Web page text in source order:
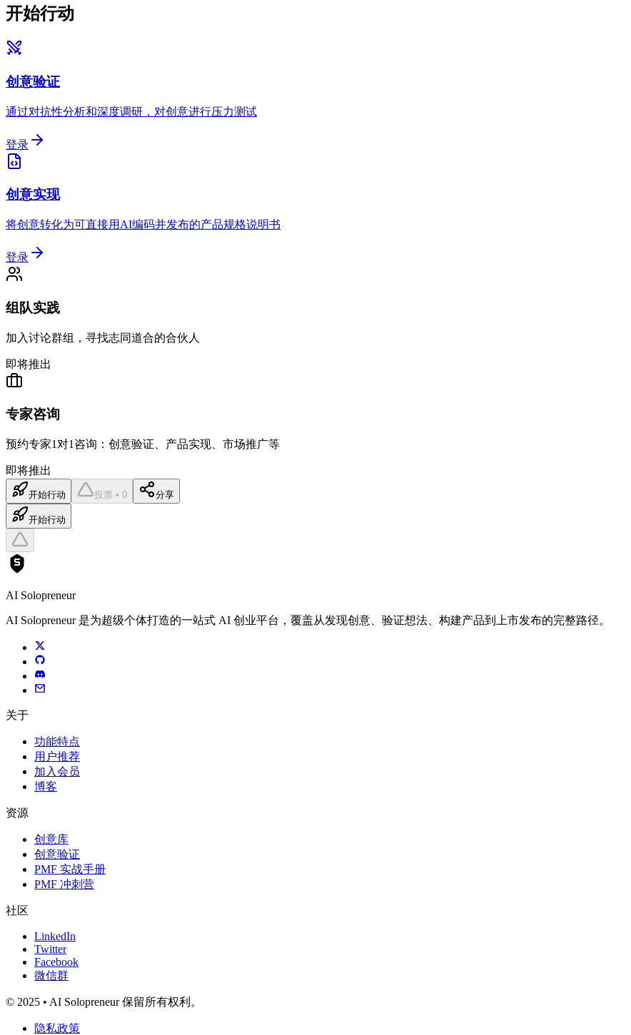
开始行动
创意验证
通过对抗性分析和深度调研，对创意进行压力测试
登录
创意实现
将创意转化为可直接用AI编码并发布的产品规格说明书
登录
组队实践
加入讨论群组，寻找志同道合的合伙人
即将推出
专家咨询
预约专家1对1咨询：创意验证、产品实现、市场推广等
即将推出
开始行动 投票 • 0 分享
开始行动
AI Solopreneur
AI Solopreneur 是为超级个体打造的一站式 AI 创业平台，覆盖从发现创意、验证想法、构建产品到上市发布的完整路径。
关于
功能特点
用户推荐
加入会员
博客
资源
创意库
创意验证
PMF 实战手册
PMF 冲刺营
社区
LinkedIn
Twitter
Facebook
微信群
© 2025 • AI Solopreneur 保留所有权利。
隐私政策